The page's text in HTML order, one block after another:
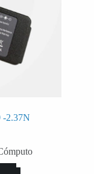
-2.37N